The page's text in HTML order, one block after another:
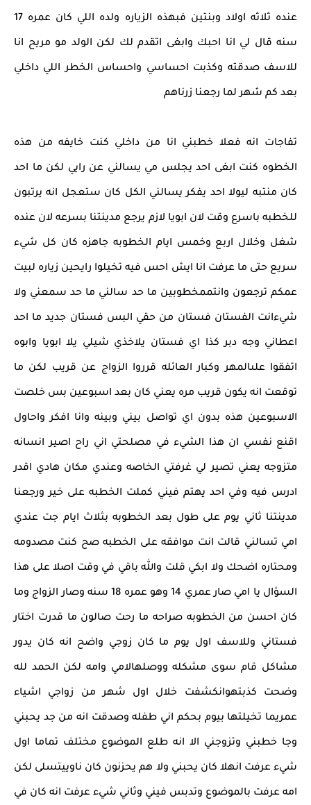
عنده ثلاثه اولاد وبنتين فبهذه الزياره ولده اللي كان عمره 17
سنه قال لي انا احبك وابغى اتقدم لك لكن الولد مو مريح انا
للاسف صدقته وكذبت احساسي واحساس الخطر اللي داخلي
بعد كم شهر لما رجعنا زرناهم
تفاجات انه فعلا خطبني انا من داخلي كنت خايفه من هذه
الخطوه كنت ابغى احد يجلس مي يسالني عن رايي لكن ما احد
كان منتبه ليولا احد يفكر يسالني الكل كان ستعجل انه يرتبون
للخطبه باسرع وقت لان ابويا لازم يرجع مدينتنا بسرعه لان عنده
شغل وخلال اربع وخمس ايام الخطوبه جاهزه كان كل شيء
سريع حتى ما عرفت انا ايش احس فيه تخيلوا رايحين زياره لبيت
عمكم ترجعون وانتممخطوبين ما حد سالني ما حد سمعني ولا
شيءانت الفستان فستان من حقي البس فستان جديد ما احد
اعطاني وجه دبر كذا اي فستان يلاخذي شيلي يلا ابويا وابوه
اتفقوا علىالمهر وكبار العائله قرروا الزواج عن قريب لكن ما
توقعت انه يكون قريب مره يعني كان بعد اسبوعين بس خلصت
الاسبوعين هذه بدون اي تواصل بيني وبينه وانا افكر واحاول
اقنع نفسي ان هذا الشيء في مصلحتي اني راح اصير انسانه
متزوجه يعني تصير لي غرفتي الخاصه وعندي مكان هادي اقدر
ادرس فيه وفي احد يهتم فيني كملت الخطبه على خير ورجعنا
مدينتنا ثاني يوم على طول بعد الخطوبه بثلاث ايام جت عندي
امي تسالني قالت انت موافقه على الخطبه صح كنت مصدومه
ومحتاره اضحك ولا ابكي قلت والله باقي في وقت اصلا على هذا
السؤال يا امي صار عمري 14 وهو عمره 18 سنه وصار الزواج وما
كان احسن من الخطوبه صراحه ما رحت صالون ما قدرت اختار
فستاني وللاسف اول يوم ما كان زوجي واضح انه كان يدور
مشاكل قام سوى مشكله ووصلهالامي وامه لكن الحمد لله
وضحت كذبتهوانكشفت خلال اول شهر من زواجي اشياء
عمريما تخيلتها بيوم بحكم اني طفله وصدقت انه من جد يحبني
وجا خطبني وتزوجني الا انه طلع الموضوع مختلف تماما اول
شيء عرفت انهلا كان يحبني ولا هم يحزنون كان ناوييتسلى لكن
امه عرفت بالموضوع وتدبس فيني وثاني شيء عرفت انه كان في